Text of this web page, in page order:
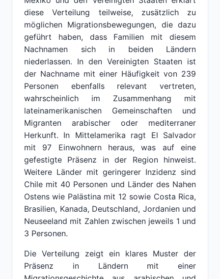
diese Verteilung teilweise, zusätzlich zu
möglichen Migrationsbewegungen, die dazu
geführt haben, dass Familien mit diesem
Nachnamen sich in beiden Ländern
niederlassen. In den Vereinigten Staaten ist
der Nachname mit einer Häufigkeit von 239
Personen ebenfalls relevant vertreten,
wahrscheinlich im Zusammenhang mit
lateinamerikanischen Gemeinschaften und
Migranten arabischer oder mediterraner
Herkunft. In Mittelamerika ragt El Salvador
mit 97 Einwohnern heraus, was auf eine
gefestigte Präsenz in der Region hinweist.
Weitere Länder mit geringerer Inzidenz sind
Chile mit 40 Personen und Länder des Nahen
Ostens wie Palästina mit 12 sowie Costa Rica,
Brasilien, Kanada, Deutschland, Jordanien und
Neuseeland mit Zahlen zwischen jeweils 1 und
3 Personen.
Die Verteilung zeigt ein klares Muster der
Präsenz in Ländern mit einer